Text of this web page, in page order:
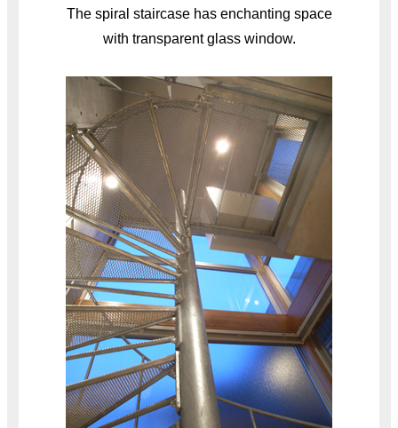
The spiral staircase has enchanting space
with transparent glass window.